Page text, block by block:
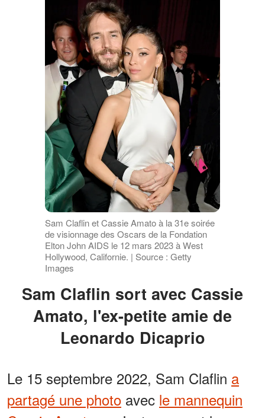
Sam Claflin et Cassie Amato à la 31e soirée
de visionnage des Oscars de la Fondation
Elton John AIDS le 12 mars 2023 à West
Hollywood, Californie. | Source : Getty
Images
Sam Claflin sort avec Cassie
Amato, l'ex-petite amie de
Leonardo Dicaprio
Le 15 septembre 2022, Sam Claflin a
partagé une photo avec le mannequin